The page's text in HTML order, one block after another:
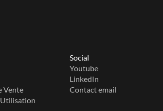
Vente
Social
Youtube
LinkedIn
Contact email